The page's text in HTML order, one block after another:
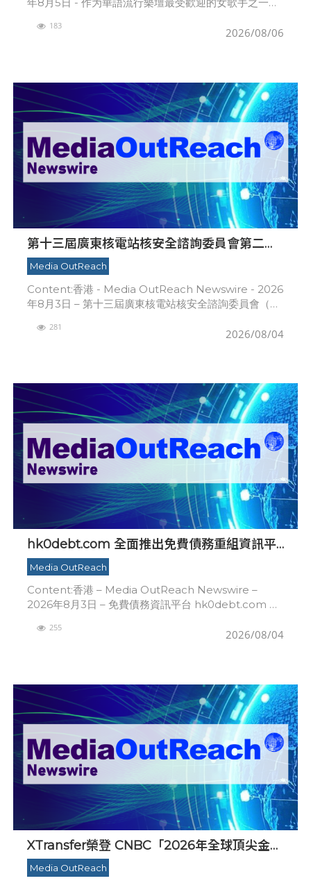
年8月5日 - 作为華語流行樂壇最受歡迎的女歌手之一，
能魅
2026/08/06
183
第十三屆廣東核電站核安全諮詢委員會第二次
會議召開
Media OutReach
Content:香港 - Media OutReach Newswire - 2026
年8月3日 – 第十三屆廣東核電站核安全諮詢委員會（安
諮會委員
2026/08/04
281
hk0debt.com 全面推出免費債務重組資訊平
台 助港人比較 IVA、DRP 與破產方案
Media OutReach
Content:香港 – Media OutReach Newswire –
2026年8月3日 – 免費債務資訊平台 hk0debt.com 今
要的
2026/08/04
255
XTransfer榮登 CNBC「2026年全球頂尖金融
科技公司」榜單
Media OutReach